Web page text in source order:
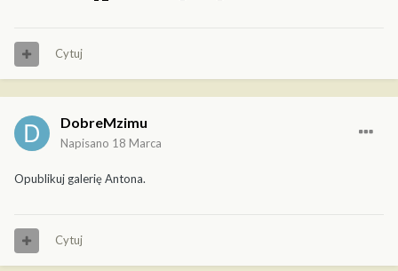
Cytuj
DobreMzimu
Napisano 18 Marca
Opublikuj galerię Antona.
Cytuj